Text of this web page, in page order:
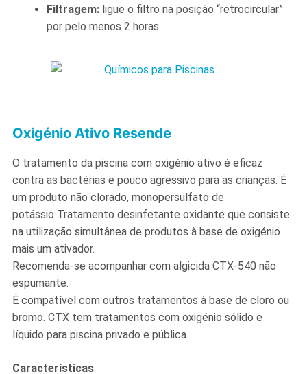
Filtragem: ligue o filtro na posição “retrocircular”
por pelo menos 2 horas.
Oxigénio Ativo Resende
O tratamento da piscina com oxigénio ativo é eficaz
contra as bactérias e pouco agressivo para as crianças. É
um produto não clorado, monopersulfato de
potássio Tratamento desinfetante oxidante que consiste
na utilização simultânea de produtos à base de oxigénio
mais um ativador.
Recomenda-se acompanhar com algicida CTX-540 não
espumante.
É compatível com outros tratamentos à base de cloro ou
bromo. CTX tem tratamentos com oxigénio sólido e
líquido para piscina privado e pública.
Características